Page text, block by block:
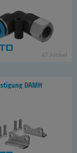
47 Ar­ti­kel
DAMH